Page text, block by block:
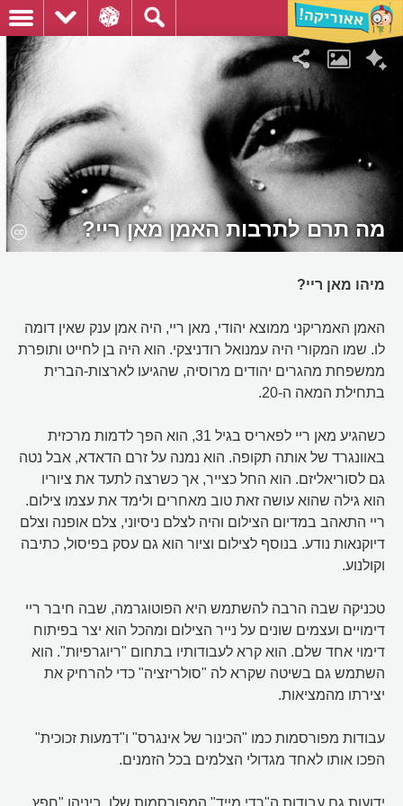
מה תרם לתרבות האמן מאן ריי?
מיהו מאן ריי?
האמן האמריקני ממוצא יהודי, מאן ריי, היה אמן ענק שאין דומה
לו. שמו המקורי היה עמנואל רודניצקי. הוא היה בן לחייט ותופרת
ממשפחת מהגרים יהודים מרוסיה, שהגיעו לארצות-הברית
בתחילת המאה ה-20.
כשהגיע מאן ריי לפאריס בגיל 31, הוא הפך לדמות מרכזית
באוונגרד של אותה תקופה. הוא נמנה על זרם הדאדא, אבל נטה
גם לסוריאליזם. הוא החל כצייר, אך כשרצה לתעד את ציוריו
הוא גילה שהוא עושה זאת טוב מאחרים ולימד את עצמו צילום.
ריי התאהב במדיום הצילום והיה לצלם ניסיוני, צלם אופנה וצלם
דיוקנאות נודע. בנוסף לצילום וציור הוא גם עסק בפיסול, כתיבה
וקולנוע.
טכניקה שבה הרבה להשתמש היא הפוטוגרמה, שבה חיבר ריי
דימויים ועצמים שונים על נייר הצילום ומהכל הוא יצר בפיתוח
דימוי אחד שלם. הוא קרא לעבודותיו בתחום "ריוגרפיות". הוא
השתמש גם בשיטה שקרא לה "סולריזציה" כדי להרחיק את
יצירתו מהמציאות.
עבודות מפורסמות כמו "הכינור של אינגרס" ו"דמעות זכוכית"
הפכו אותו לאחד מגדולי הצלמים בכל הזמנים.
ידועות גם עבודות ה"רדי מייד" המפורסמות שלו, ביניהן "חפץ